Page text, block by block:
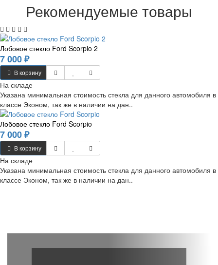
Рекомендуемые товары
Лобовое стекло Ford Scorpio 2
7 000 ₽
В корзину
На складе
Указана минимальная стоимость стекла для данного автомобиля в
классе Эконом, так же в наличии на дан..
Лобовое стекло Ford Scorpio
7 000 ₽
В корзину
На складе
Указана минимальная стоимость стекла для данного автомобиля в
классе Эконом, так же в наличии на дан..